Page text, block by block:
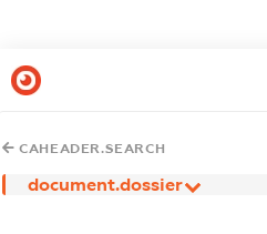
CAHEADER.SEARCH
document.dossier